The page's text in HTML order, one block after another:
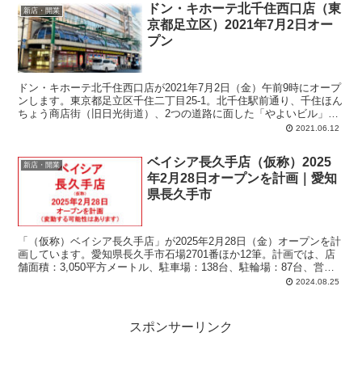
新店・開業
ドン・キホーテ北千住西口店（東
京都足立区）2021年7月2日オー
プン
ドン・キホーテ北千住西口店が2021年7月2日（金）午前9時にオープ
ンします。東京都足立区千住二丁目25-1。北千住駅前通り、千住ほん
ちょう商店街（旧日光街道）、2つの道路に面した「やよいビル」1F
～3F後継テナントとして出店。売場面積：832.5平方メートル。営業
2021.06.12
新店・開業
ベイシア長久手店（仮称）2025
年2月28日オープンを計画｜愛知
県長久手市
「（仮称）ベイシア長久手店」が2025年2月28日（金）オープンを計
画しています。愛知県長久手市石場2701番ほか12筆。計画では、店
舗面積：3,050平方メートル、駐車場：138台、駐輪場：87台、営業
2024.08.25
スポンサーリンク